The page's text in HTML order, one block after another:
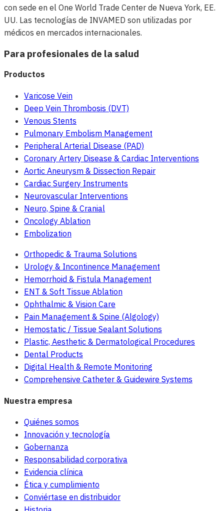
con sede en el One World Trade Center de Nueva York, EE.
UU. Las tecnologías de INVAMED son utilizadas por
médicos en mercados internacionales.
Para profesionales de la salud
Productos
Varicose Vein
Deep Vein Thrombosis (DVT)
Venous Stents
Pulmonary Embolism Management
Peripheral Arterial Disease (PAD)
Coronary Artery Disease & Cardiac Interventions
Aortic Aneurysm & Dissection Repair
Cardiac Surgery Instruments
Neurovascular Interventions
Neuro, Spine & Cranial
Oncology Ablation
Embolization
Orthopedic & Trauma Solutions
Urology & Incontinence Management
Hemorrhoid & Fistula Management
ENT & Soft Tissue Ablation
Ophthalmic & Vision Care
Pain Management & Spine (Algology)
Hemostatic / Tissue Sealant Solutions
Plastic, Aesthetic & Dermatological Procedures
Dental Products
Digital Health & Remote Monitoring
Comprehensive Catheter & Guidewire Systems
Nuestra empresa
Quiénes somos
Innovación y tecnología
Gobernanza
Responsabilidad corporativa
Evidencia clínica
Ética y cumplimiento
Conviértase en distribuidor